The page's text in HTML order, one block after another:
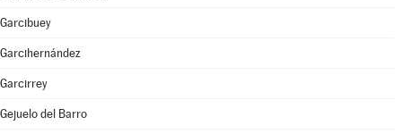
Garcibuey
Garcihernández
Garcirrey
Gejuelo del Barro